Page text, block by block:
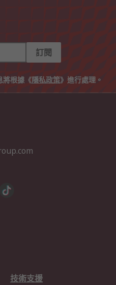
訂閱
將根據《隱私政策》進行處理。
技術支援